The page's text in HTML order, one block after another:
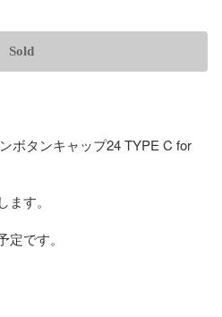
Sold
ボタンキャップ24 TYPE C for
す。
です。